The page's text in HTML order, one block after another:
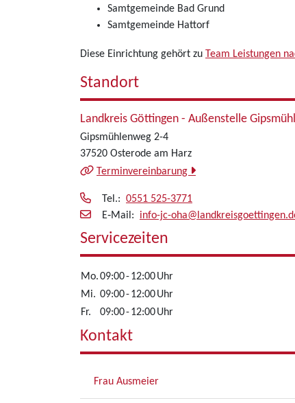
Samtgemeinde Bad Grund
Samtgemeinde Hattorf
Diese Einrichtung gehört zu Team Leistungen
Standort
Landkreis Göttingen - Außenstelle
Gipsmühlenweg 2-4
37520 Osterode am Harz
Terminvereinbarung
Tel.: 0551 525-3771
E‑Mail: info-jc-
Servicezeiten
Mo.09:00-12:00Uhr
Mi. 09:00-12:00Uhr
Fr.
09:00-12:00Uhr
Kontakt
Frau Ausmeier